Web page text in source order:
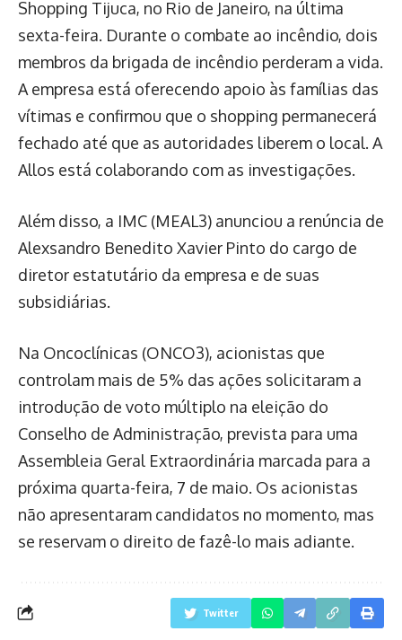
Shopping Tijuca, no Rio de Janeiro, na última
sexta-feira. Durante o combate ao incêndio, dois
membros da brigada de incêndio perderam a vida.
A empresa está oferecendo apoio às famílias das
vítimas e confirmou que o shopping permanecerá
fechado até que as autoridades liberem o local. A
Allos está colaborando com as investigações.
Além disso, a IMC (MEAL3) anunciou a renúncia de
Alexsandro Benedito Xavier Pinto do cargo de
diretor estatutário da empresa e de suas
subsidiárias.
Na Oncoclínicas (ONCO3), acionistas que
controlam mais de 5% das ações solicitaram a
introdução de voto múltiplo na eleição do
Conselho de Administração, prevista para uma
Assembleia Geral Extraordinária marcada para a
próxima quarta-feira, 7 de maio. Os acionistas
não apresentaram candidatos no momento, mas
se reservam o direito de fazê-lo mais adiante.
Twitter